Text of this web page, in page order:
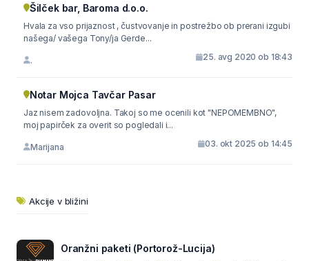
Šilček bar, Baroma d.o.o.
Hvala za vso prijaznost , čustvovanje in postrežbo ob prerani izgubi
našega/ vašega Tony/ja Gerde...
. 25. avg 2020 ob 18:43
Notar Mojca Tavčar Pasar
Jaz nisem zadovoljna. Takoj so me ocenili kot "NEPOMEMBNO",
moj papirček za overit so pogledali i...
Marijana 03. okt 2025 ob 14:45
Akcije v bližini
Oranžni paketi (Portorož-Lucija)